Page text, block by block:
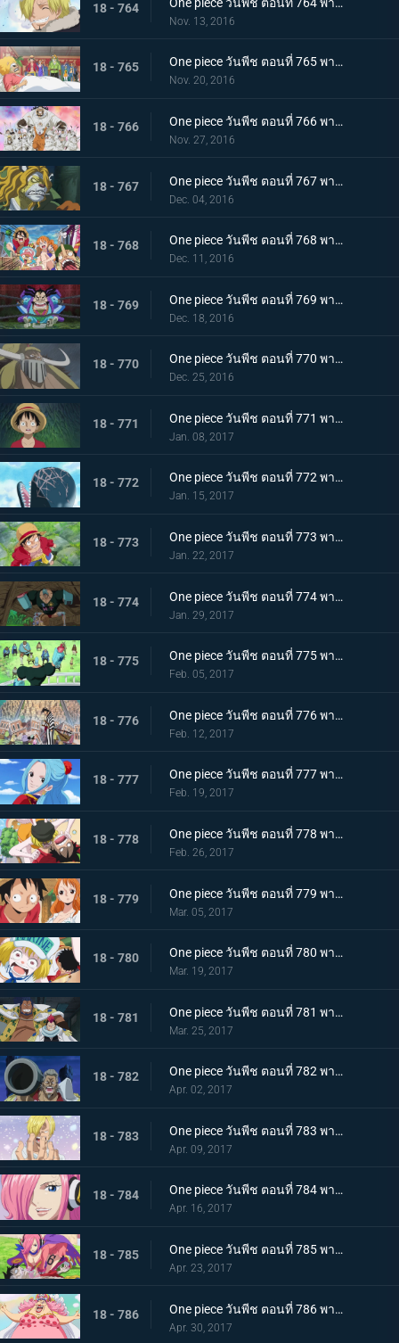
18 - 764
Nov. 13, 2016
18 - 765 One piece วันพีช ตอนที่ 765 พากย์ไทย ไปหานายท่านเนโกมามูชิกันเถอะ
Nov. 20, 2016
18 - 766 One piece วันพีช ตอนที่ 766 พากย์ไทย ลูฟี่ตัดสินใจ การถอนตัวของซันจิ
Nov. 27, 2016
18 - 767 One piece วันพีช ตอนที่ 767 พากย์ไทย สถานการณ์ตึงเครียด สุนัขกับแมว และซามูไร
Dec. 04, 2016
18 - 768 One piece วันพีช ตอนที่ 768 พากย์ไทย คนที่สาม! นินจาไรโซแห่งหมอกปรากฏตัว
Dec. 11, 2016
18 - 769 One piece วันพีช ตอนที่ 769 พากย์ไทย หินสีแดง สิ่งที่นำทางไปสู่วันพีซ
Dec. 18, 2016
18 - 770 One piece วันพีช ตอนที่ 770 พากย์ไทย ความลับของวะโนะคุนิ ตระกูลโคสึกิกับโพเนกลิฟ
Dec. 25, 2016
18 - 771 One piece วันพีช ตอนที่ 771 พากย์ไทย คำสาบานของลูกผู้ชาย! ลูฟี่และโคซุกิโมโมโนซุเกะ!
Jan. 08, 2017
18 - 772 One piece วันพีช ตอนที่ 772 พากย์ไทย การเดินทางในตำนาน แมวกับหมาและราชาโจรสลัด
Jan. 15, 2017
18 - 773 One piece วันพีช ตอนที่ 773 พากย์ไทย ฝันร้ายอีกครั้ง การโจมตีที่ดุเดือดของแจ็คผู้ทรหด
Jan. 22, 2017
18 - 774 One piece วันพีช ตอนที่ 774 พากย์ไทย ศึกปกป้องโซ ลูฟี่กับสุนีชา
Jan. 29, 2017
18 - 775 One piece วันพีช ตอนที่ 775 พากย์ไทย ช่วยสุนีชา ปฏิบัติการช่วยเหลือของกลุ่มหมวกฟาง
Feb. 05, 2017
18 - 776 One piece วันพีช ตอนที่ 776 พากย์ไทย อำลาและลงจากช้าง การเดินทางเพื่อพาซันจิกลับมา
Feb. 12, 2017
18 - 777 One piece วันพีช ตอนที่ 777 พากย์ไทย ไปเรเวอรี่ เจ้าหญิงวีวี่กับเจ้าหญิงชิราโอชิ
Feb. 19, 2017
18 - 778 One piece วันพีช ตอนที่ 778 พากย์ไทย ไปเรเวอรี่ รีเบคก้ากับราชอาณาจักรซากุระ
Feb. 26, 2017
18 - 779 One piece วันพีช ตอนที่ 779 พากย์ไทย ไคโดอีกครั้ง มหันตภัยที่รุกคืบยุคสมัยแห่ง
Mar. 05, 2017
18 - 780 One piece วันพีช ตอนที่ 780 พากย์ไทย การต่อสู้กับความหิว ลูฟี่กับนายทหารรุ่นใหม่
Mar. 19, 2017
18 - 781 One piece วันพีช ตอนที่ 781 พากย์ไทย ชายสามคนผู้ยึดมั่น มหกรรมไล่ล่ากลุ่มหมวกฟาง
Mar. 25, 2017
18 - 782 One piece วันพีช ตอนที่ 782 พากย์ไทย หมัดปีศาจตัดสินชี้ชะตา! ลูฟี่ปะทะแกรนท์!
Apr. 02, 2017
18 - 783 One piece วันพีช ตอนที่ 783 พากย์ไทย ซันจิกลับบ้าน สู่อาณาจักรของบิ๊กมัม
Apr. 09, 2017
18 - 784 One piece วันพีช ตอนที่ 784 พากย์ไทย 0 กับ 4 เผชิญหน้า ! เจอร์ม่า 66
Apr. 16, 2017
18 - 785 One piece วันพีช ตอนที่ 785 พากย์ไทย วิกฤตพิษร้าย ลูฟี่กับเรจู
Apr. 23, 2017
18 - 786 One piece วันพีช ตอนที่ 786 พากย์ไทย ท็อตโตะแลนด์ บิ๊กมัมปรากฏตัว
Apr. 30, 2017